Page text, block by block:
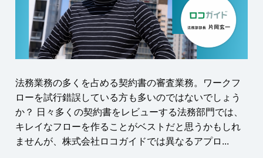
法務業務の多くを占める契約書の審査業務。ワークフ
ローを試行錯誤している方も多いのではないでしょう
か？ 日々多くの契約書をレビューする法務部門では、
キレイなフローを作ることがベストだと思うかもしれ
ませんが、株式会社ロコガイドでは異なるアプロ...